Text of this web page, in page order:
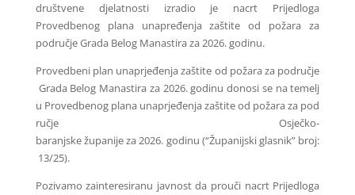
društvene djelatnosti izradio je nacrt Prijedloga
Provedbenog plana unapređenja zaštite od požara za
područje Grada Belog Manastira za 2026. godinu.
Provedbeni plan unaprjeđenjazaštite od požaraza područje
Grada Belog Manastira za 2026. godinu donosi se na temelj
u Provedbenog plana unaprjeđenjazaštiteod požaraza pod
ručje
Osječko-
baranjskežupanijeza2026. godinu (“Županijskiglasnik” broj:
13/25).
Pozivamo zainteresiranu javnost da prouči nacrt Prijedloga